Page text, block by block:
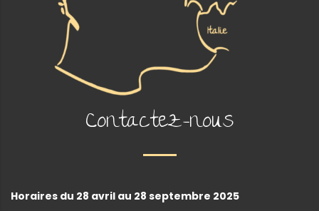
Contactez-nous
Horaires du 28 avril au 28 septembre 2025